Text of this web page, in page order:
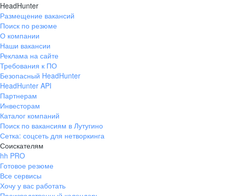
HeadHunter
Размещение вакансий
Поиск по резюме
О компании
Наши вакансии
Реклама на сайте
Требования к ПО
Безопасный HeadHunter
HeadHunter API
Партнерам
Инвесторам
Каталог компаний
Поиск по вакансиям в Лутугино
Сетка: соцсеть для нетворкинга
Соискателям
hh PRO
Готовое резюме
Все сервисы
Хочу у вас работать